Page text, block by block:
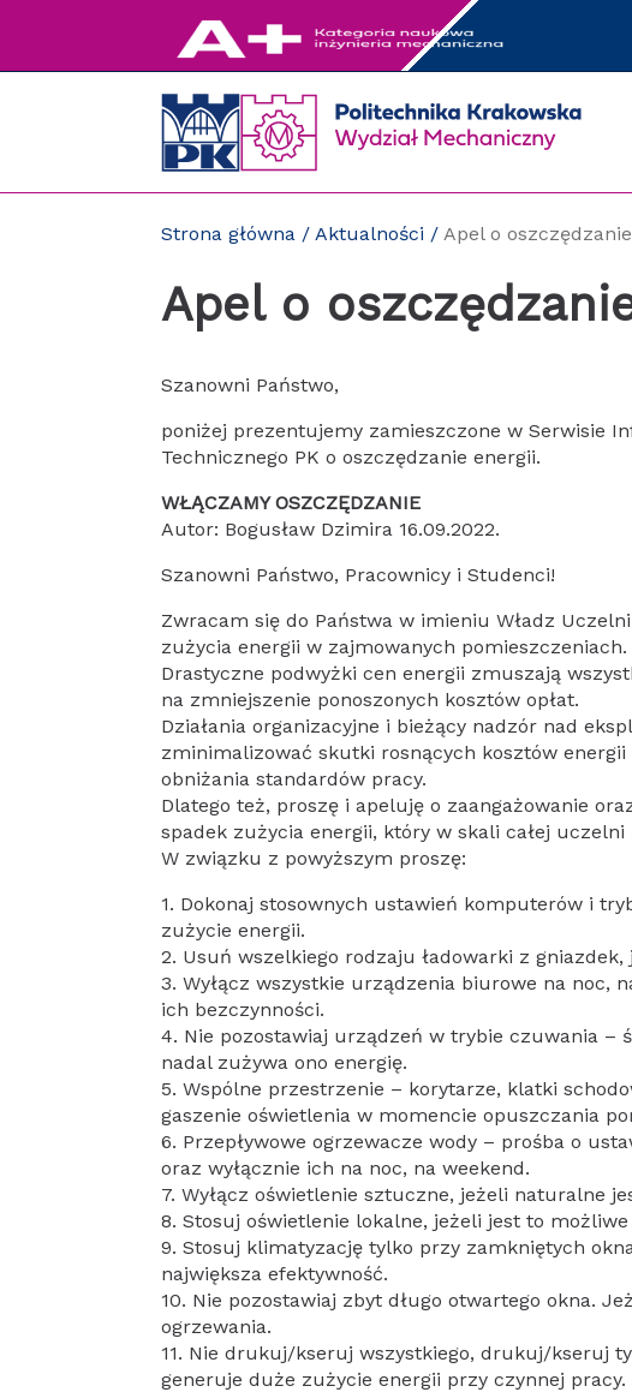
Strona główna /Aktualności /Apel o
Apel o
Szanowni Państwo,
poniżej prezentujemy zamieszczone w Serwisie
Technicznego PK o oszczędzanie energii.
WŁĄCZAMY OSZCZĘDZANIE
Autor: Bogusław Dzimira 16.09.2022.
Szanowni Państwo, Pracownicy i Studenci!
Zwracam się do Państwa w imieniu Władz
zużycia energii w zajmowanych pomieszczeniach.
Drastyczne podwyżki cen energii zmuszają
na zmniejszenie ponoszonych kosztów opłat.
Działania organizacyjne i bieżący nadzór nad
zminimalizować skutki rosnących kosztów
obniżania standardów pracy.
Dlatego też, proszę i apeluję o zaangażowanie
spadek zużycia energii, który w skali całej
W związku z powyższym proszę:
1. Dokonaj stosownych ustawień komputerów i
zużycie energii.
2. Usuń wszelkiego rodzaju ładowarki z
3. Wyłącz wszystkie urządzenia biurowe na noc,
ich bezczynności.
4. Nie pozostawiaj urządzeń w trybie czuwania –
nadal zużywa ono energię.
5. Wspólne przestrzenie – korytarze, klatki
gaszenie oświetlenia w momencie opuszczania
6. Przepływowe ogrzewacze wody – prośba o
oraz wyłącznie ich na noc, na weekend.
7. Wyłącz oświetlenie sztuczne, jeżeli naturalne
8. Stosuj oświetlenie lokalne, jeżeli jest to
9. Stosuj klimatyzację tylko przy zamkniętych
największa efektywność.
10. Nie pozostawiaj zbyt długo otwartego okna.
ogrzewania.
11. Nie drukuj/kseruj wszystkiego, drukuj/kseruj
generuje duże zużycie energii przy czynnej pracy.